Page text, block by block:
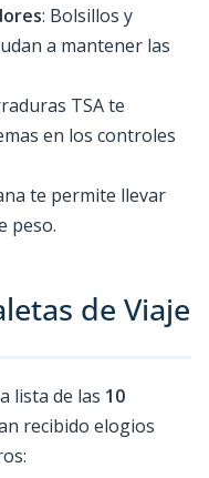
: Bolsillos y
a mantener las
TSA te
en los controles
te permite llevar
peso.
de Viaje
lista de las 10
recibido elogios